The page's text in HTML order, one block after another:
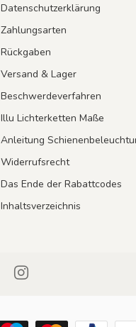
Datenschutzerklärung
Zahlungsarten
Rückgaben
Versand & Lager
Beschwerdeverfahren
Illu Lichterketten Maße
Anleitung
Widerrufsrecht
Das Ende der Rabattcodes
Inhaltsverzeichnis